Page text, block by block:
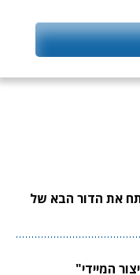
את הדור הבא של